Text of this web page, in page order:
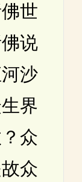
世
说
沙
界
众
众